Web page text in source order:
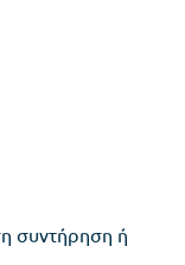
συντήρηση ή